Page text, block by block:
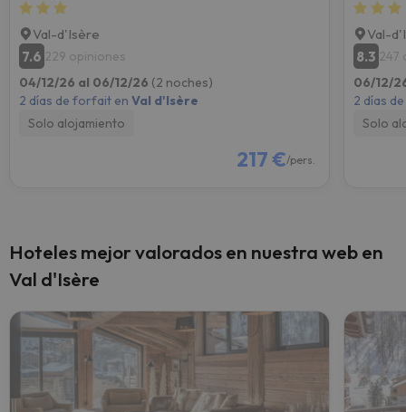
Val-d'Isère
7.6 229 opiniones
04/12/26 al 06/12/26 (2 noches)
2 días de forfait en Val d'Isère
Solo alojamiento
217 €/pers.
Val-
8.3 247
06/12/
2 días
Solo
Hoteles mejor valorados en nuestra web en
Val d'Isère